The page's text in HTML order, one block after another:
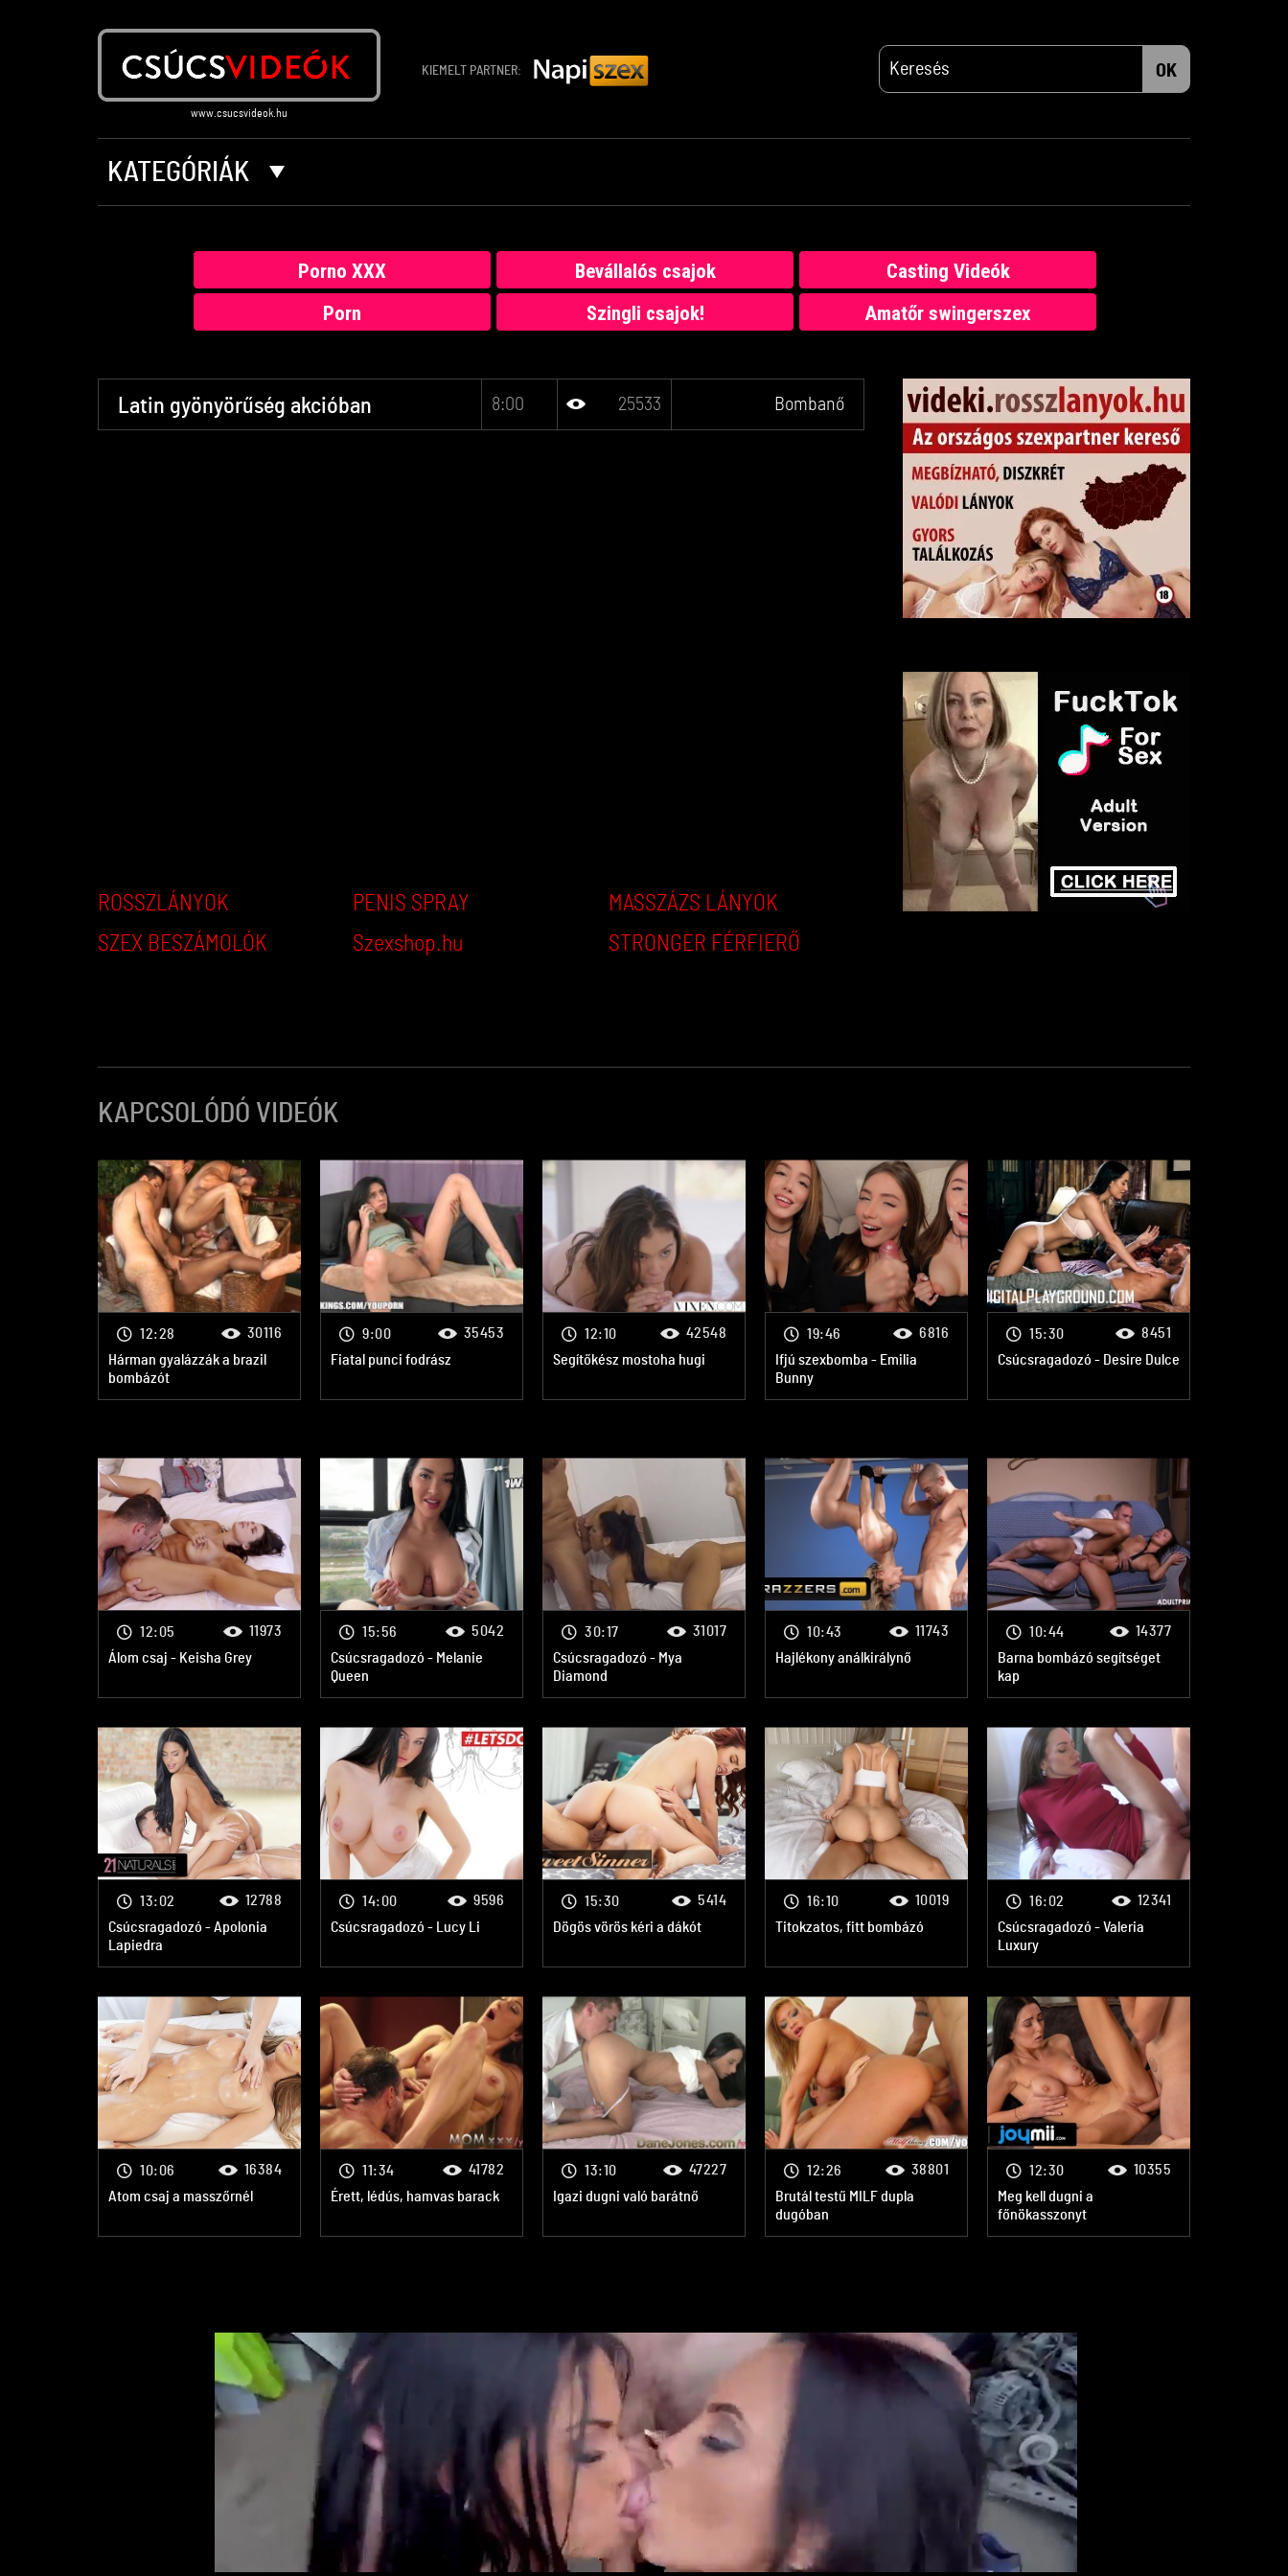
KIEMELT PARTNER:
KATEGÓRIÁK
OK
Porno XXX Bevállalós csajok
Casting Videók
Porn
Szingli csajok! Amatőr swingerszex
Latin gyönyörűség akcióban 8:00 25533 Bombanő
ROSSZLÁNYOK PENIS SPRAY
MASSZÁZS LÁNYOK
SZEX BESZÁMOLÓK
Szexshop.hu STRONGER FÉRFIERŐ
KAPCSOLÓDÓ VIDEÓK
Hárman gyalázzák a brazil
bombázót
12:28
30116
Fiatal punci fodrász
9:00
35453
Segítőkész mostoha hugi
12:10
42548
Ifjú szexbomba - Emilia
Bunny
19:46
6816
Csúcsragadozó - Desire Dulce
15:30 8451
Álom csaj - Keisha Grey
12:05
11973
Csúcsragadozó - Melanie
Queen
15:56
5042
Csúcsragadozó - Mya
Diamond
30:17
31017
Hajlékony análkirálynő
10:43
11743
Barna bombázó segítséget
kap
10:44 14377
Csúcsragadozó - Apolonia
Lapiedra
13:02
12788
Csúcsragadozó - Lucy Li
14:00
9596
Dögös vörös kéri a dákót
15:30
5414
Titokzatos, fitt bombázó
16:10
10019
Csúcsragadozó - Valeria
Luxury
16:02 12341
Atom csaj a masszőrnél
10:06
16384
Érett, lédús, hamvas barack
11:34
41782
Igazi dugni való barátnő
13:10
47227
Brutál testű MILF dupla
dugóban
12:26
38801
Meg kell dugni a
főnökasszonyt
12:30 10355